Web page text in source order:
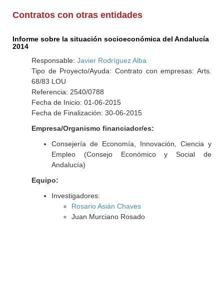
Contratos con otras entidades
Informe sobre la situación socioeconómica del Andalucía
2014
Responsable: Javier Rodríguez Alba
Tipo de Proyecto/Ayuda: Contrato con empresas: Arts.
68/83 LOU
Referencia: 2540/0788
Fecha de Inicio: 01-06-2015
Fecha de Finalización: 30-06-2015
Empresa/Organismo financiador/es:
Consejería de Economía, Innovación, Ciencia y
Empleo (Consejo Económico y Social de
Andalucía)
Equipo:
Investigadores:
Rosario Asián Chaves
Juan Murciano Rosado